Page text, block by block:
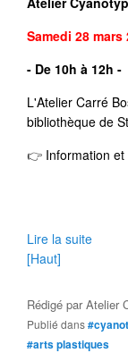
Samedi 28 mars
- De 10h à 12h -
L'Atelier Carré
bibliothèque de
👉 Information
Lire la suite
[Haut]
Rédigé parAtelier
Publié dans
#arts plastiques